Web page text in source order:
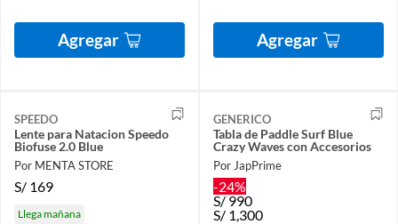
Agregar Agregar
SPEEDO
Lente para Natacion Speedo
Biofuse 2.0 Blue
Por MENTA STORE
S/ 169
Llega mañana
GENERICO
Tabla de Paddle Surf Blue
Crazy Waves con Accesorios
Por JapPrime
-24%
S/990
S/ 1,300